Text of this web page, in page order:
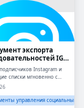
экспорта
IG
ai
Instagram и
списки мгновенно с
-инструментом и
управления социальными